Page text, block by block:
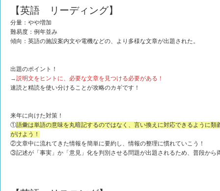
【英語 リーディング】
分量：やや増加
難易度：例年並み
傾向：英語の施設案内文や電機などの、より多様な文章が出題された。
出題のポイント！
→説明文をヒントに、必要な文章を見つける必要がある！
速読と精読を使い分けることが攻略のカギです！
来年に向けた対策！
①語彙は単語の意味を丸暗記するのではなく、言い換えに対応できるように
がけよう！
②文章中に流れてきた情報を簡単に要約し、情報の整理に慣れていこう！
③記述が「事実」か「意見」化を判別させる問題が出題されるため、普段から